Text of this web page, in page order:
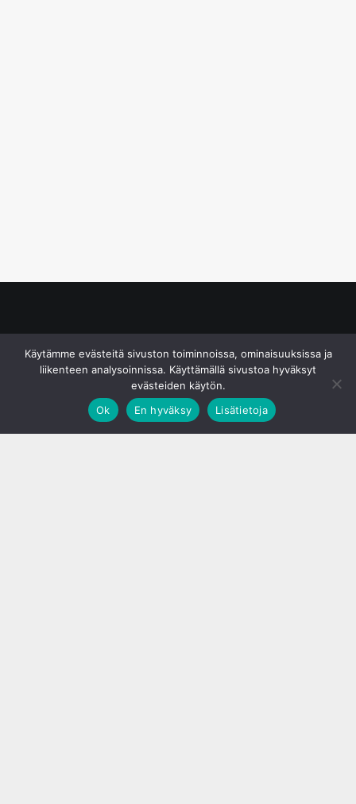
Käytämme evästeitä sivuston toiminnoissa, ominaisuuksissa ja
liikenteen analysoinnissa. Käyttämällä sivustoa hyväksyt
evästeiden käytön.
Ok
En hyväksy Lisätietoja